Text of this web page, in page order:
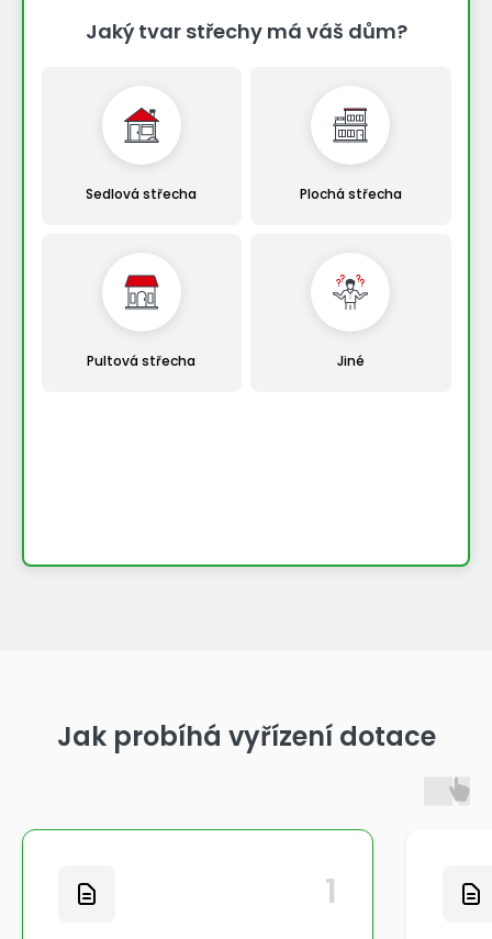
Jaký tvar střechy má váš dům?
Sedlová střecha Plochá střecha
Pultová střecha Jiné
Jak probíhá vyřízení dotace
1